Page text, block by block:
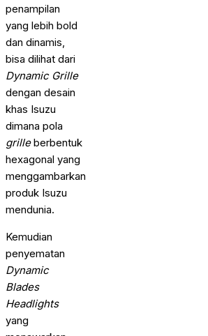
penampilan
yang lebih bold
dan dinamis,
bisa dilihat dari
Dynamic Grille
dengan desain
khas Isuzu
dimana pola
grilleberbentuk
hexagonal yang
menggambarkan
produk Isuzu
mendunia.
Kemudian
penyematan
Dynamic
Blades
Headlights
yang